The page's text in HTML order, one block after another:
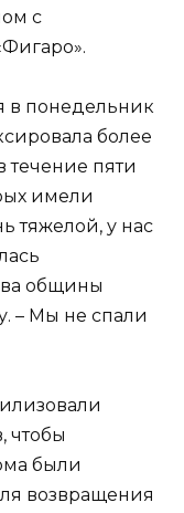
с
в понедельник
более
течение пяти
имели
тяжелой, у нас
общины
– Мы не спали
чтобы
были
возвращения